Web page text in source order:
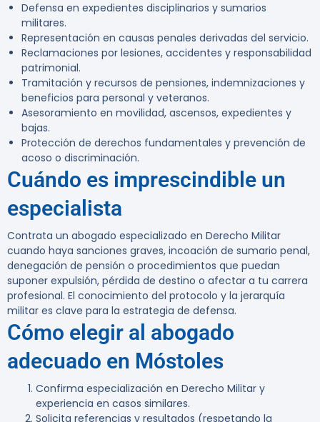
Defensa en expedientes disciplinarios y sumarios
militares.
Representación en causas penales derivadas del servicio.
Reclamaciones por lesiones, accidentes y responsabilidad
patrimonial.
Tramitación y recursos de pensiones, indemnizaciones y
beneficios para personal y veteranos.
Asesoramiento en movilidad, ascensos, expedientes y
bajas.
Protección de derechos fundamentales y prevención de
acoso o discriminación.
Cuándo es imprescindible un
especialista
Contrata un abogado especializado en Derecho Militar
cuando haya sanciones graves, incoación de sumario penal,
denegación de pensión o procedimientos que puedan
suponer expulsión, pérdida de destino o afectar a tu carrera
profesional. El conocimiento del protocolo y la jerarquía
militar es clave para la estrategia de defensa.
Cómo elegir al abogado
adecuado en Móstoles
Confirma especialización en Derecho Militar y
experiencia en casos similares.
Solicita referencias y resultados (respetando la